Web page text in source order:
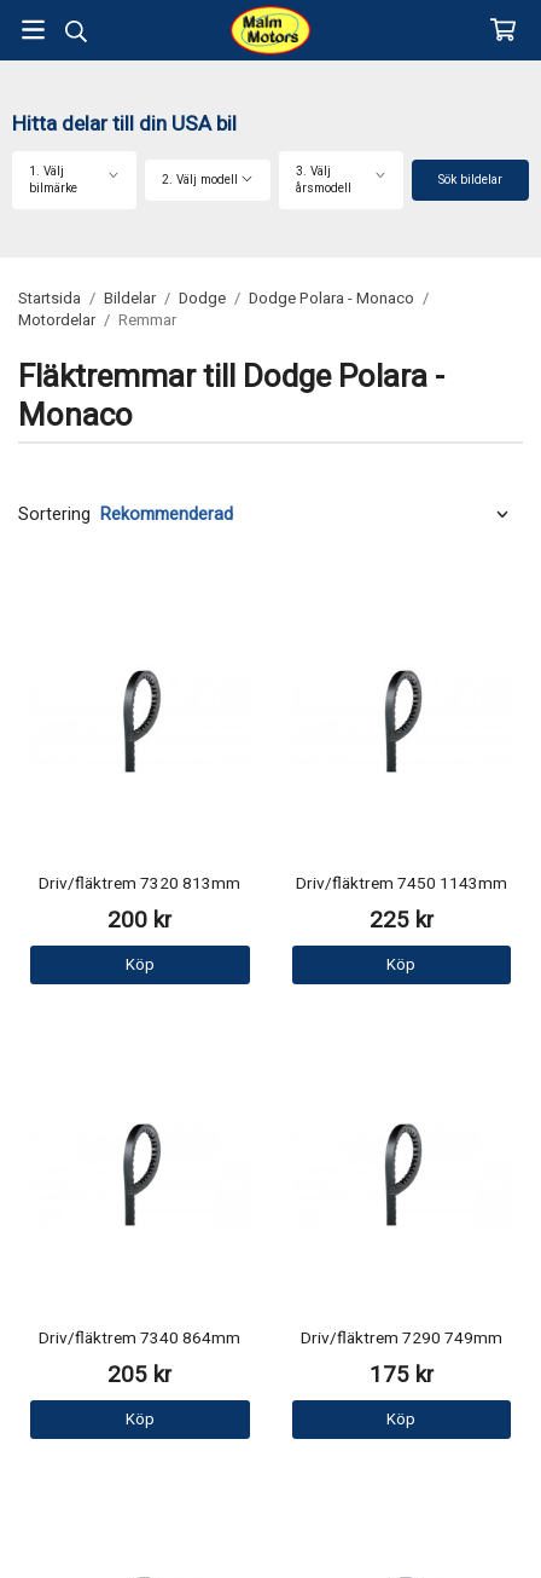
Hitta delar till din USA bil
1. Välj
bilmärke
2. Välj modell
3. Välj
årsmodell
Sök bildelar
Startsida / Bildelar / Dodge / Dodge Polara - Monaco /
Motordelar / Remmar
Fläktremmar till Dodge Polara -
Monaco
Sortering
Driv/fläktrem 7320 813mm
200 kr
Köp
Driv/fläktrem 7450 1143mm
225 kr
Köp
Driv/fläktrem 7340 864mm
205 kr
Köp
Driv/fläktrem 7290 749mm
175 kr
Köp